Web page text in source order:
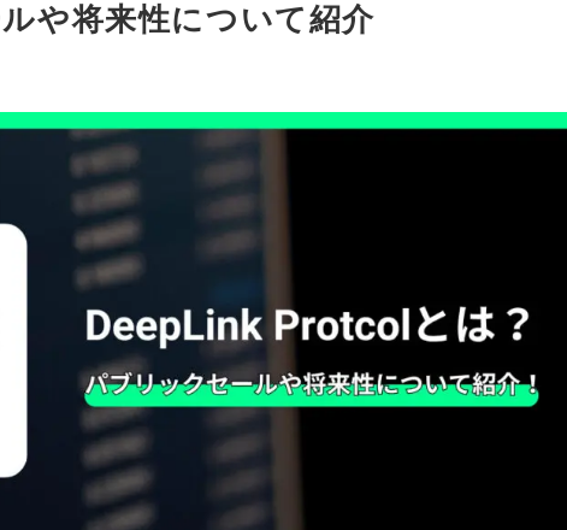
や将来性について紹介